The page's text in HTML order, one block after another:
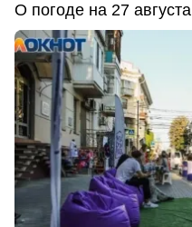
О погоде на 27 августа